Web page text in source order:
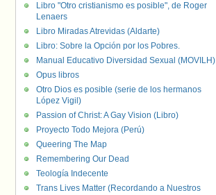
Libro "Otro cristianismo es posible", de Roger
Lenaers
Libro Miradas Atrevidas (Aldarte)
Libro: Sobre la Opción por los Pobres.
Manual Educativo Diversidad Sexual (MOVILH)
Opus libros
Otro Dios es posible (serie de los hermanos
López Vigil)
Passion of Christ: A Gay Vision (Libro)
Proyecto Todo Mejora (Perú)
Queering The Map
Remembering Our Dead
Teología Indecente
Trans Lives Matter (Recordando a Nuestros